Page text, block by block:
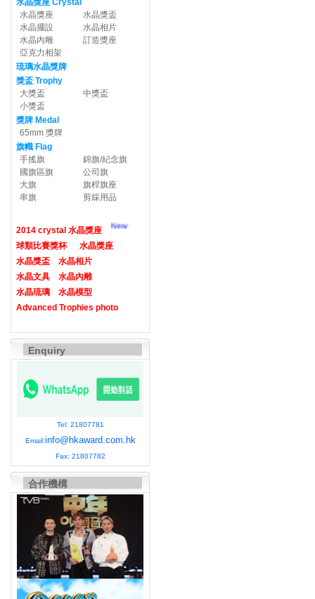
水晶獎座 Crystal
水晶獎座
水晶獎盃
水晶擺設
水晶相片
水晶內雕
訂造獎座
亞克力相架
琉璃水晶獎牌
獎盃 Trophy
大獎盃
中獎盃
小獎盃
獎牌 Medal
65mm 獎牌
旗幟 Flag
手搖旗
錦旗/紀念旗
國旗區旗
公司旗
大旗
旗桿旗座
串旗
剪綵用品
2014 crystal 水晶獎座 New
球類比賽獎杯
水晶獎座
水晶獎盃
水晶相片
水晶文具
水晶內雕
水晶琉璃
水晶模型
Advanced Trophies photo
Enquiry
Tel: 21807781
Email:info@hkaward.com.hk
Fax: 21807782
合作機構